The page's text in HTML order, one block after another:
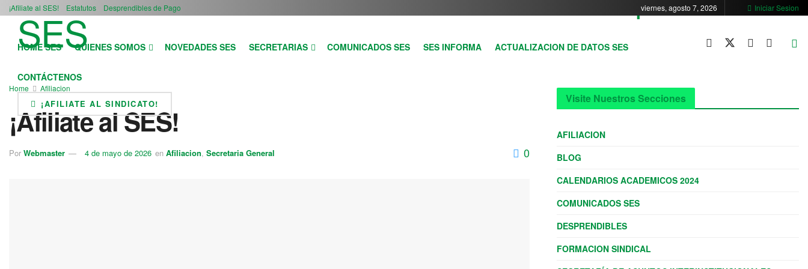
¡Afiliate al SES! Estatutos Desprendibles de Pago viernes, agosto 7, 2026 Iniciar Sesion
HOME SES QUIENES SOMOS NOVEDADES SES SECRETARIAS COMUNICADOS SES SES INFORMA ACTUALIZACION DE DATOS SES
CONTÁCTENOS
¡AFILIATE AL SINDICATO!
Home Afiliacion
¡Afiliate al SES!
Por Webmaster 4 de mayo de 2026 en Afiliacion, Secretaria General 0
Visite Nuestros Secciones
AFILIACION
BLOG
CALENDARIOS ACADEMICOS 2024
COMUNICADOS SES
DESPRENDIBLES
FORMACION SINDICAL